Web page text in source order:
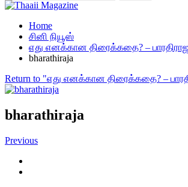
Home
சினி நியூஸ்
எது எனக்கான திரைக்கதை? –
bharathiraja
Return to "எது எனக்கான திரைக்கதை? –
bharathiraja
Previous